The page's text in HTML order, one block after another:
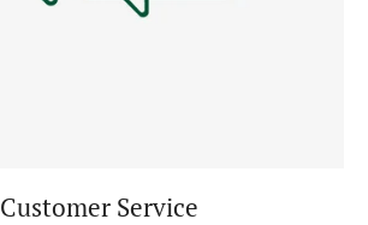
Customer Service